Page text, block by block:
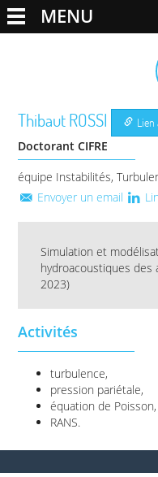
MENU
ThibautROSSI
Lien
Doctorant CIFRE
équipe Instabilités,
Envoyer un email
Simulation et
hydroacoustiques des
2023)
Activités
turbulence,
pression pariétale,
équation de Poisson,
RANS.